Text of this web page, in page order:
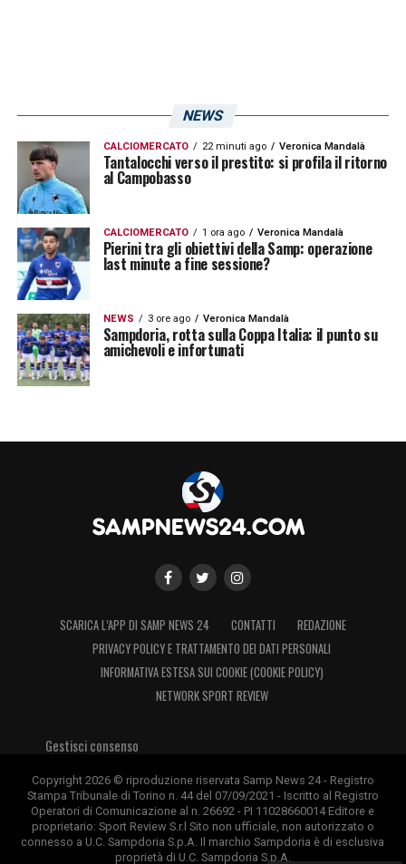
NEWS
CALCIOMERCATO 22 minuti ago Veronica Mandalà
Tantalocchi verso il prestito: si profila il ritorno
al Campobasso
CALCIOMERCATO 1 ora ago Veronica Mandalà
Pierini tra gli obiettivi della Samp: operazione
last minute a fine sessione?
NEWS 3 ore ago Veronica Mandalà
Sampdoria, rotta sulla Coppa Italia: il punto su
amichevoli e infortunati
SCARICA L’APP DI SAMP NEWS 24 CONTATTI
REDAZIONE
PRIVACY POLICY E TRATTAMENTO DEI DATI PERSONALI
INFORMATIVA ESTESA SUI COOKIE (COOKIE POLICY)
NETWORK SPORT REVIEW
Gestisci consenso
Copyright 2026 © riproduzione riservata Samp News 24 - Registro
Stampa Tribunale di Torino n. 44 del 07/09/2021 - Iscritto al Registro
Operatori di Comunicazione al n. 26692 - PI 11028660014 Editore e
proprietario: Sport Review S.r.l Sito non ufficiale, non autorizzato o
connesso a U.C. Sampdoria S.p.A. Il marchio Sampdoria è di esclusiva
proprietà di U.C. Sampdoria S.p.A.